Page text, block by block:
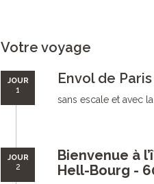
Votre voyage
JOUR
1
Envol de
sans escale et avec
JOUR
2
Bienvenue à
Hell-Bourg -